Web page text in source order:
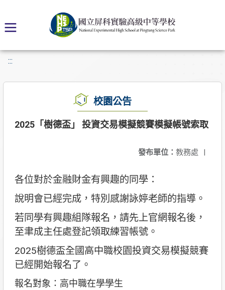
:::
校園公告
2025「樹德盃」 投資交易模擬競賽模擬帳號索取
發布單位： 教務處 |
各位對於金融財金有興趣的同學：
說明會已經完成，特別感謝詠婷老師的指導。
若同學有興趣組隊報名，請先上官網報名後，
至聿成主任處登記領取練習帳號。
2025樹德盃全國高中職校園投資交易模擬競賽
已經開始報名了。
報名對象：高中職在學學生